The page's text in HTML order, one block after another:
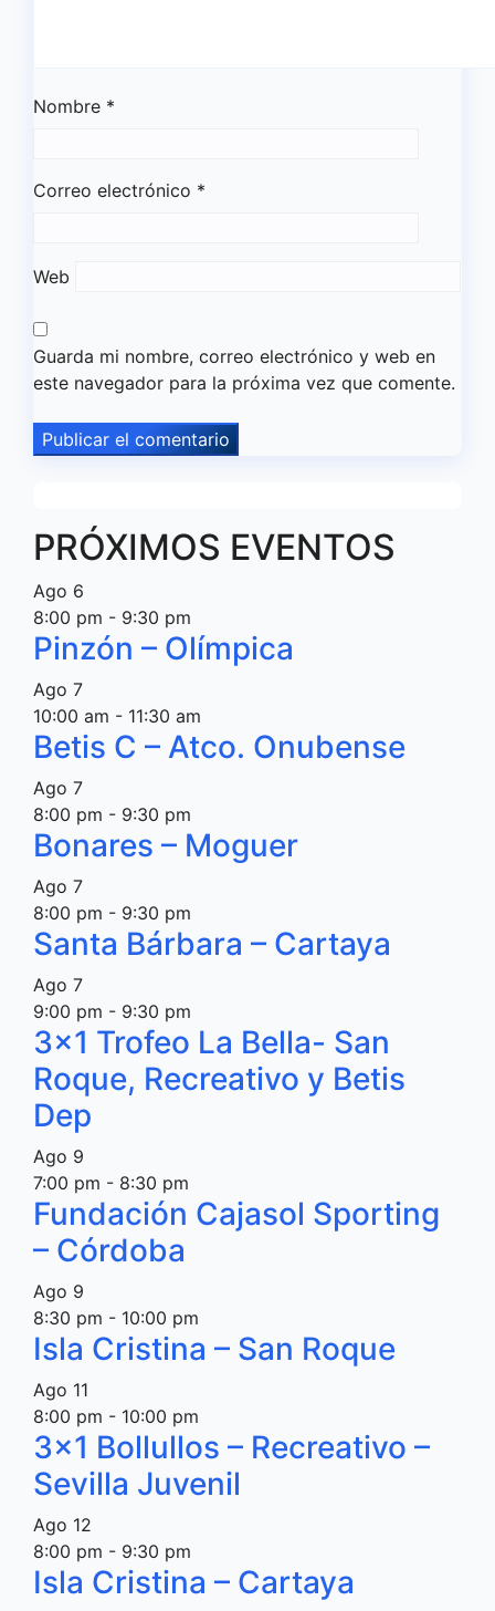
Nombre *
Correo electrónico *
Web
Guarda mi nombre, correo electrónico y web en
este navegador para la próxima vez que comente.
PRÓXIMOS EVENTOS
Ago 6
8:00 pm - 9:30 pm
Pinzón – Olímpica
Ago 7
10:00 am - 11:30 am
Betis C – Atco. Onubense
Ago 7
8:00 pm - 9:30 pm
Bonares – Moguer
Ago 7
8:00 pm - 9:30 pm
Santa Bárbara – Cartaya
Ago 7
9:00 pm - 9:30 pm
3×1 Trofeo La Bella- San
Roque, Recreativo y Betis
Dep
Ago 9
7:00 pm - 8:30 pm
Fundación Cajasol Sporting
– Córdoba
Ago 9
8:30 pm - 10:00 pm
Isla Cristina – San Roque
Ago 11
8:00 pm - 10:00 pm
3×1 Bollullos – Recreativo –
Sevilla Juvenil
Ago 12
8:00 pm - 9:30 pm
Isla Cristina – Cartaya